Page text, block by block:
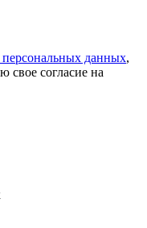
данных,
свое согласие на